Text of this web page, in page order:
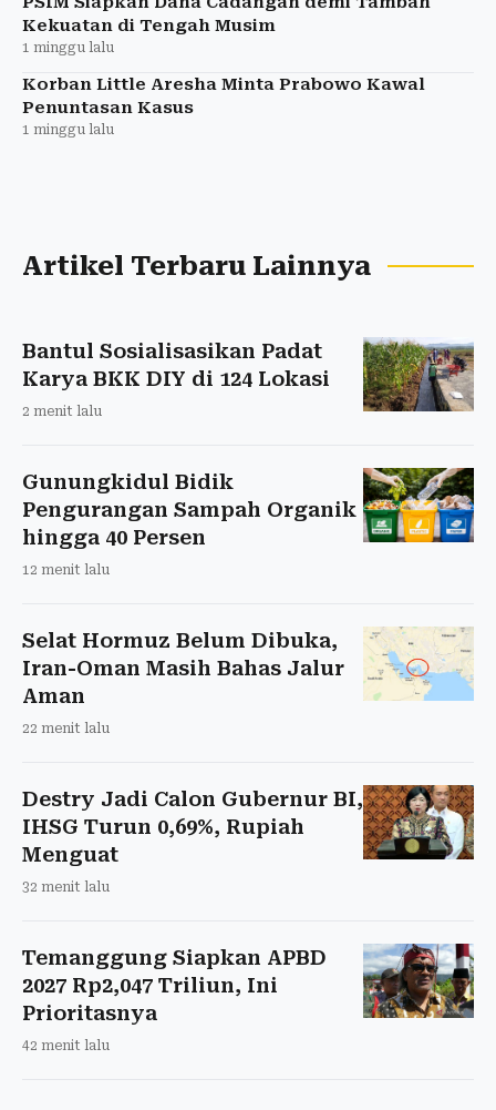
Kekuatan di Tengah Musim
1 minggu lalu
Korban Little Aresha Minta Prabowo Kawal
Penuntasan Kasus
1 minggu lalu
Artikel Terbaru Lainnya
Bantul Sosialisasikan Padat
Karya BKK DIY di 124 Lokasi
2 menit lalu
Gunungkidul Bidik
Pengurangan Sampah Organik
hingga 40 Persen
12 menit lalu
Selat Hormuz Belum Dibuka,
Iran-Oman Masih Bahas Jalur
Aman
22 menit lalu
Destry Jadi Calon Gubernur BI,
IHSG Turun 0,69%, Rupiah
Menguat
32 menit lalu
Temanggung Siapkan APBD
2027 Rp2,047 Triliun, Ini
Prioritasnya
42 menit lalu